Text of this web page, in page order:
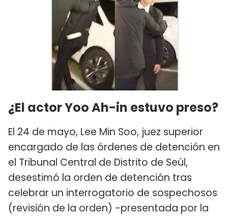
¿El actor Yoo Ah-in estuvo preso?
El 24 de mayo, Lee Min Soo, juez superior
encargado de las órdenes de detención en
el Tribunal Central de Distrito de Seúl,
desestimó la orden de detención tras
celebrar un interrogatorio de sospechosos
(revisión de la orden) -presentada por la